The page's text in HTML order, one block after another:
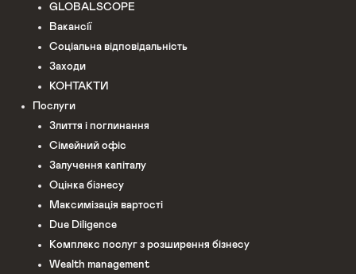
GLOBALSCOPE
Вакансії
Соціальна відповідальність
Заходи
КОНТАКТИ
Послуги
Злиття і поглинання
Сімейний офіс
Залучення капіталу
Оцінка бізнесу
Максимізація вартості
Due Diligence
Комплекс послуг з розширення бізнесу
Wealth management